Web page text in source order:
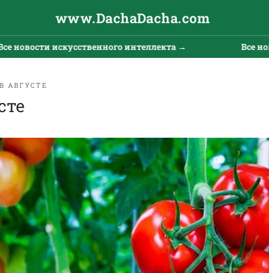
www.DachaDacha.com
искусственного интеллекта → Все
АВГУСТЕ